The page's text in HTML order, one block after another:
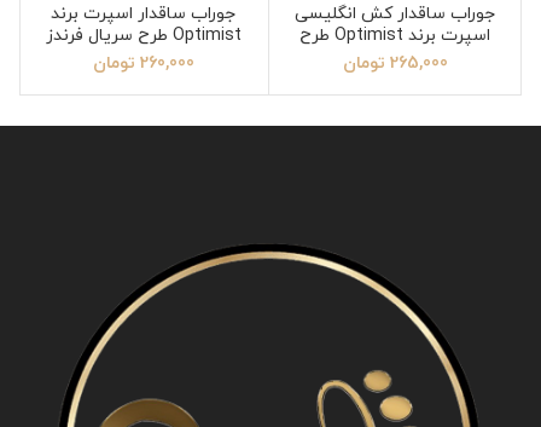
جوراب ساقدار کش انگلیسی
اسپرت برند Optimist طرح
ناسا
265,000 تومان
جوراب ساقدار اسپرت برند
Optimist طرح سریال فرندز
260,000 تومان